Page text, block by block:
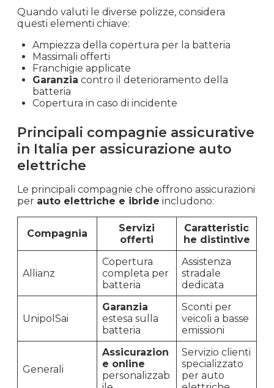
Quando valuti le diverse polizze, considera
questi elementi chiave:
Ampiezza della copertura per la batteria
Massimali offerti
Franchigie applicate
Garanzia contro il deterioramento della
batteria
Copertura in caso di incidente
Principali compagnie assicurative
in Italia per assicurazione auto
elettriche
Le principali compagnie che offrono assicurazioni
per auto elettriche e ibride includono:
Compagnia
Servizi
offerti
Caratteristic
he distintive
Allianz
Copertura
completa per
batteria
Assistenza
stradale
dedicata
UnipolSai
Garanzia
estesa sulla
batteria
Sconti per
veicoli a basse
emissioni
Generali
Assicurazion
e online
personalizzab
Servizio clienti
specializzato
per auto